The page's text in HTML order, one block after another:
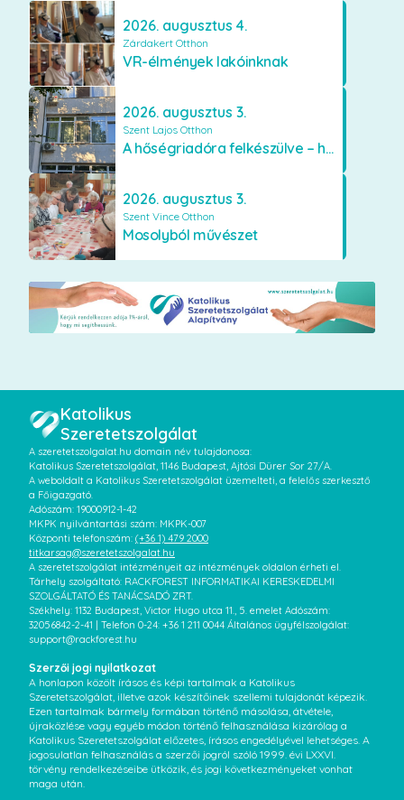
2026. augusztus 4.
Zárdakert Otthon
VR-élmények lakóinknak
2026. augusztus 3.
Szent Lajos Otthon
A hőségriadóra felkészülve – hűsítő fejlesztések a Szent Lajos Otthonban
2026. augusztus 3.
Szent Vince Otthon
Mosolyból művészet
Katolikus
Szeretetszolgálat
A szeretetszolgalat.hu domain név tulajdonosa:
Katolikus Szeretetszolgálat, 1146 Budapest, Ajtósi Dürer Sor 27/A.
A weboldalt a Katolikus Szeretetszolgálat üzemelteti, a felelős szerkesztő
a Főigazgató.
Adószám: 19000912-1-42
MKPK nyilvántartási szám: MKPK-007
Központi telefonszám: (+36 1) 479 2000
titkarsag@szeretetszolgalat.hu
A szeretetszolgálat intézményeit az intézmények oldalon érheti el.
Tárhely szolgáltató: RACKFOREST INFORMATIKAI KERESKEDELMI
SZOLGÁLTATÓ ÉS TANÁCSADÓ ZRT.
Székhely: 1132 Budapest, Victor Hugo utca 11., 5. emelet Adószám:
32056842-2-41 | Telefon 0-24: +36 1 211 0044 Általános ügyfélszolgálat:
support@rackforest.hu
Szerzői jogi nyilatkozat
A honlapon közölt írásos és képi tartalmak a Katolikus
Szeretetszolgálat, illetve azok készítőinek szellemi tulajdonát képezik.
Ezen tartalmak bármely formában történő másolása, átvétele,
újraközlése vagy egyéb módon történő felhasználása kizárólag a
Katolikus Szeretetszolgálat előzetes, írásos engedélyével lehetséges. A
jogosulatlan felhasználás a szerzői jogról szóló 1999. évi LXXVI.
törvény rendelkezéseibe ütközik, és jogi következményeket vonhat
maga után.